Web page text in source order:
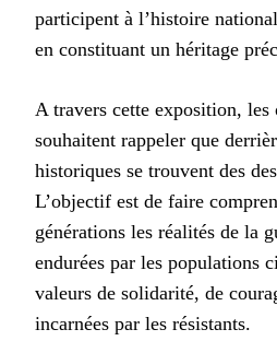
participent à l’histoire
en constituant un héritage
A travers cette exposition, les
souhaitent rappeler que
historiques se trouvent des
L’objectif est de faire
générations les réalités de la
endurées par les populations
valeurs de solidarité, de
incarnées par les résistants.